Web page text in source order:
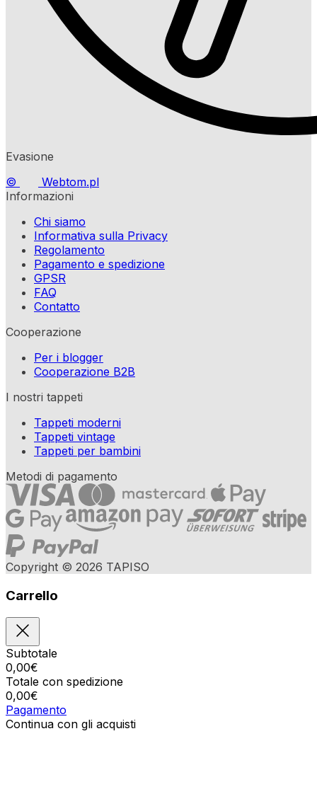
Evasione
©
Webtom.pl
Informazioni
Chi siamo
Informativa sulla Privacy
Regolamento
Pagamento e spedizione
GPSR
FAQ
Contatto
Cooperazione
Per i blogger
Cooperazione B2B
I nostri tappeti
Tappeti moderni
Tappeti vintage
Tappeti per bambini
Metodi di pagamento
Copyright © 2026 TAPISO
Carrello
Subtotale
0,00€
Totale con spedizione
0,00€
Pagamento
Continua con gli acquisti